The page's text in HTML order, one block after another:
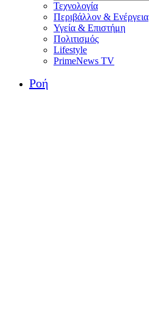
Τεχνολογία
Περιβάλλον & Ενέργεια
Υγεία & Επιστήμη
Πολιτισμός
Lifestyle
PrimeNews TV
Ροή